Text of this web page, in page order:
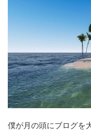
僕が月の頭にブログを